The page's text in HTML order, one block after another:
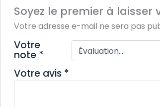
Soyez le premier à laisser
Votre adresse e-mail ne sera pas
Votre
note *
Votre avis *